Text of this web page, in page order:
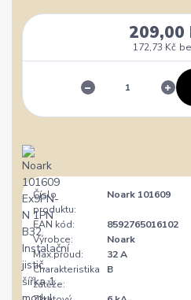
209,00
172,73 Kč
Číslo
produktu:
Noark 101609
EAN kód:
8592765016102
Výrobce:
Noark
Max.proud:
32 A
Charakteristika
zátěže:
B